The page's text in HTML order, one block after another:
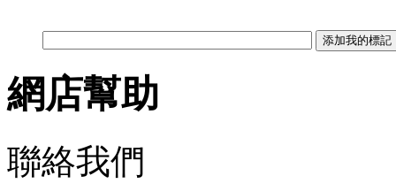
網店幫助
聯絡我們